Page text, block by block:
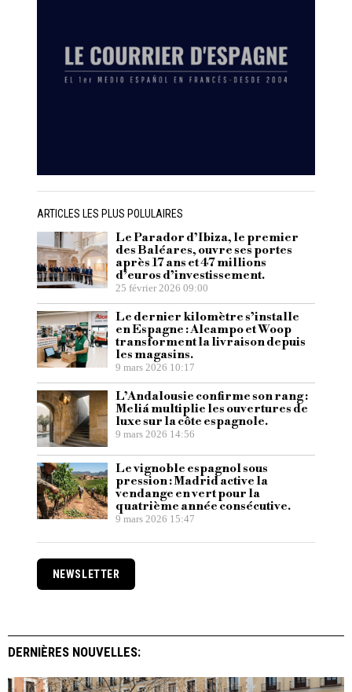
ARTICLES LES PLUS POLULAIRES
Le Parador d’Ibiza, le premier
des Baléares, ouvre ses portes
après 17 ans et 47 millions
d’euros d’investissement.
25 février 2026 09:00
Le dernier kilomètre s’installe
en Espagne : Alcampo et Woop
transforment la livraison depuis
les magasins.
9 mars 2026 10:17
L’Andalousie confirme son rang :
Meliá multiplie les ouvertures de
luxe sur la côte espagnole.
9 mars 2026 14:56
Le vignoble espagnol sous
pression : Madrid active la
vendange en vert pour la
quatrième année consécutive.
9 mars 2026 15:47
NEWSLETTER
DERNIÈRES NOUVELLES: